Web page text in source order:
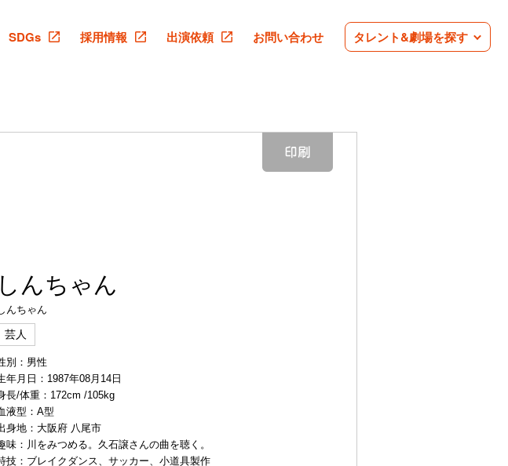
SDGs 採用情報 出演依頼 お問い合わせ タレント&劇場を探す
しんちゃん
んちゃん
芸人
別：男性
年月日：1987年08月14日
長/体重：172cm /105kg
液型：A型
身地：大阪府 八尾市
味：川をみつめる。久石譲さんの曲を聴く。
技：ブレイクダンス、サッカー、小道具製作